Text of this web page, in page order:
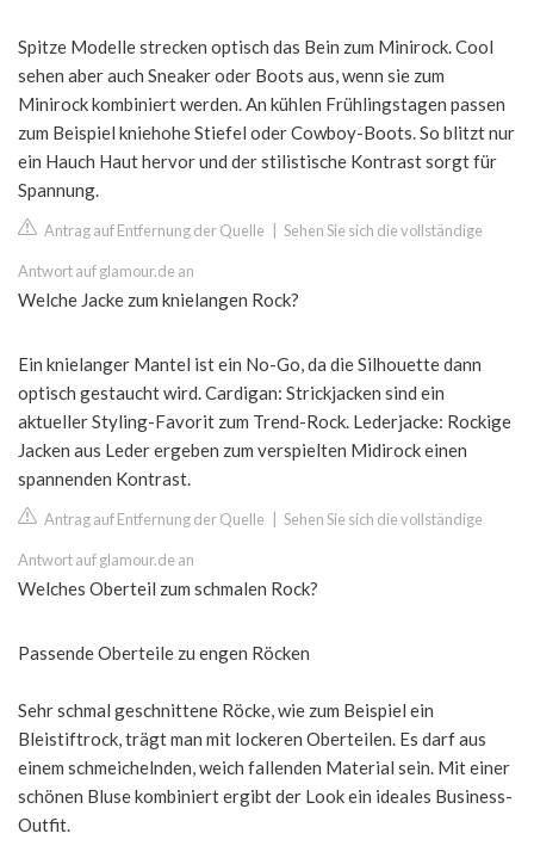
Spitze Modelle strecken optisch das Bein zum Minirock. Cool
sehen aber auch Sneaker oder Boots aus, wenn sie zum
Minirock kombiniert werden. An kühlen Frühlingstagen passen
zum Beispiel kniehohe Stiefel oder Cowboy-Boots. So blitzt nur
ein Hauch Haut hervor und der stilistische Kontrast sorgt für
Spannung.
Antrag auf Entfernung der Quelle Sehen Sie sich die vollständige
Antwort auf glamour.de an
Welche Jacke zum knielangen Rock?
Ein knielanger Mantel ist ein No-Go, da die Silhouette dann
optisch gestaucht wird. Cardigan: Strickjacken sind ein
aktueller Styling-Favorit zum Trend-Rock. Lederjacke: Rockige
Jacken aus Leder ergeben zum verspielten Midirock einen
spannenden Kontrast.
Antrag auf Entfernung der Quelle Sehen Sie sich die vollständige
Antwort auf glamour.de an
Welches Oberteil zum schmalen Rock?
Passende Oberteile zu engen Röcken
Sehr schmal geschnittene Röcke, wie zum Beispiel ein
Bleistiftrock, trägt man mit lockeren Oberteilen. Es darf aus
einem schmeichelnden, weich fallenden Material sein. Mit einer
schönen Bluse kombiniert ergibt der Look ein ideales Business-
Outfit.